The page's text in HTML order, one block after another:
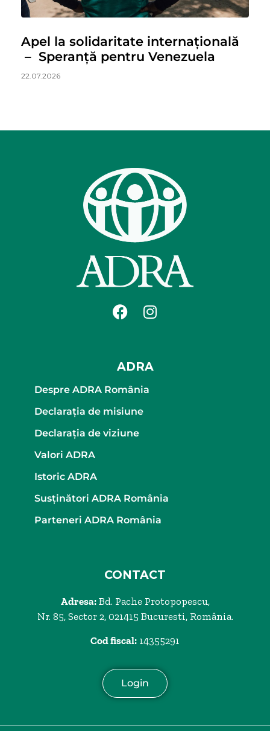
Apel la solidaritate internațională
– Speranță pentru Venezuela
22.07.2026
ADRA
Despre ADRA România
Declaraţia de misiune
Declaraţia de viziune
Valori ADRA
Istoric ADRA
Susținători ADRA România
Parteneri ADRA România
CONTACT
Adresa:Bd. Pache Protopopescu,
Nr. 85, Sector 2, 021415 Bucuresti, România.
Cod fiscal: 14355291
Login